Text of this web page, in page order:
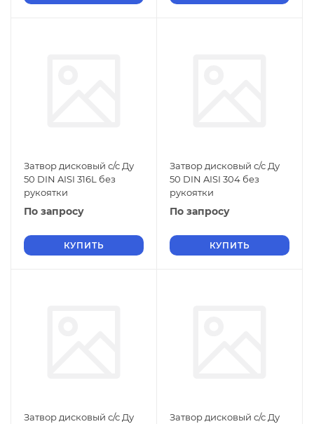
Затвор дисковый с/с Ду
50 DIN AISI 316L без
рукоятки
По запросу
КУПИТЬ
Затвор дисковый с/с Ду
50 DIN AISI 304 без
рукоятки
По запросу
КУПИТЬ
Затвор дисковый с/с Ду
Затвор дисковый с/с Ду